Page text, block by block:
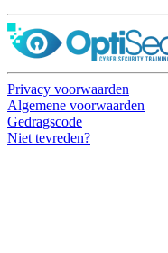
Privacy voorwaarden
Algemene voorwaarden
Gedragscode
Niet tevreden?